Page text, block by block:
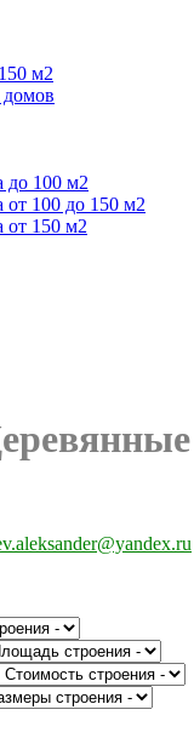
м2
до 100 м2
от 100 до 150 м2
от 150 м2